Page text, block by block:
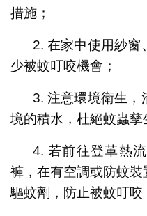
措施；
2. 在家中使用紗窗
少被蚊叮咬機會；
3. 注意環境衛生，
境的積水，杜絕蚊蟲孳
4. 若前往登革熱
褲，在有空調或防蚊
驅蚊劑，防止被蚊叮咬